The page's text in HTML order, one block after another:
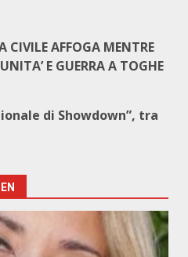
CIVILE AFFOGA MENTRE
E GUERRA A TOGHE
di Showdown”, tra